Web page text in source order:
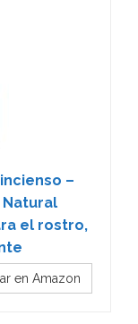
–
Natural
el rostro,
en Amazon